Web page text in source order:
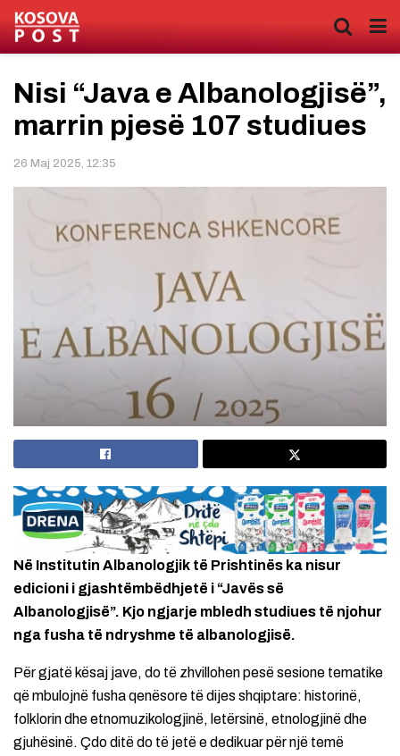
Nisi “Java e Albanologjisë”,
marrin pjesë 107 studiues
26 Maj 2025, 12:35
Në Institutin Albanologjik të Prishtinës ka nisur
edicioni i gjashtëmbëdhjetë i “Javës së
Albanologjisë”. Kjo ngjarje mbledh studiues të njohur
nga fusha të ndryshme të albanologjisë.
Për gjatë kësaj jave, do të zhvillohen pesë sesione tematike
që mbulojnë fusha qenësore të dijes shqiptare: historinë,
folklorin dhe etnomuzikologjinë, letërsinë, etnologjinë dhe
gjuhësinë. Çdo ditë do të jetë e dedikuar për një temë